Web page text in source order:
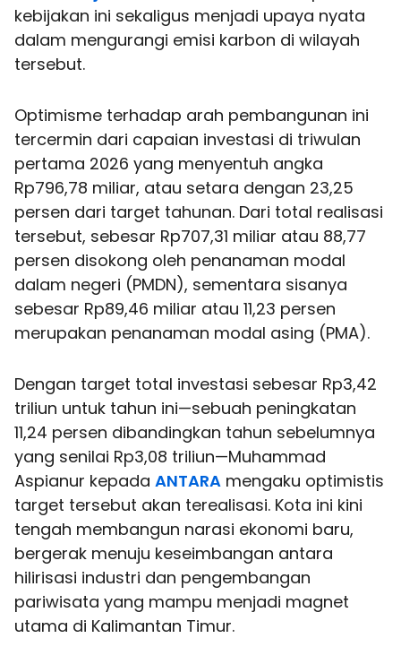
kebijakan ini sekaligus menjadi upaya nyata
dalam mengurangi emisi karbon di wilayah
tersebut.
Optimisme terhadap arah pembangunan ini
tercermin dari capaian investasi di triwulan
pertama 2026 yang menyentuh angka
Rp796,78 miliar, atau setara dengan 23,25
persen dari target tahunan. Dari total realisasi
tersebut, sebesar Rp707,31 miliar atau 88,77
persen disokong oleh penanaman modal
dalam negeri (PMDN), sementara sisanya
sebesar Rp89,46 miliar atau 11,23 persen
merupakan penanaman modal asing (PMA).
Dengan target total investasi sebesar Rp3,42
triliun untuk tahun ini—sebuah peningkatan
11,24 persen dibandingkan tahun sebelumnya
yang senilai Rp3,08 triliun—Muhammad
Aspianur kepada ANTARA mengaku optimistis
target tersebut akan terealisasi. Kota ini kini
tengah membangun narasi ekonomi baru,
bergerak menuju keseimbangan antara
hilirisasi industri dan pengembangan
pariwisata yang mampu menjadi magnet
utama di Kalimantan Timur.